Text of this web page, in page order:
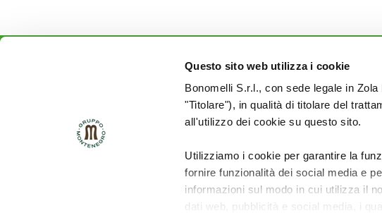
Questo sito web utilizza i cookie
Bonomelli S.r.l., con sede legale in
"Titolare"), in qualità di titolare del
all'utilizzo dei cookie su questo sito.
Utilizziamo i cookie per garantire la
fornire funzionalità dei social media e
informazioni sul modo in cui utilizza il
dati web, pubblicità e social media, i
Rimani aggiornato sulle
novità del mondo Cuore:
SEGUICI SU: